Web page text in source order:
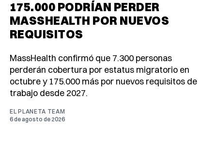
175.000 PODRÍAN PERDER
MASSHEALTH POR NUEVOS
REQUISITOS
MassHealth confirmó que 7.300 personas
perderán cobertura por estatus migratorio en
octubre y 175.000 más por nuevos requisitos de
trabajo desde 2027.
EL PLANETA TEAM
6 de agosto de 2026